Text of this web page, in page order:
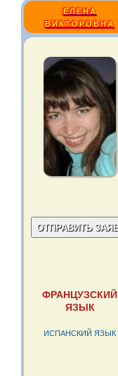
ЕЛЕНА
ВИКТОРОВНА
ФРАНЦУЗСКИЙ
ЯЗЫК
ИСПАНСКИЙ ЯЗЫК